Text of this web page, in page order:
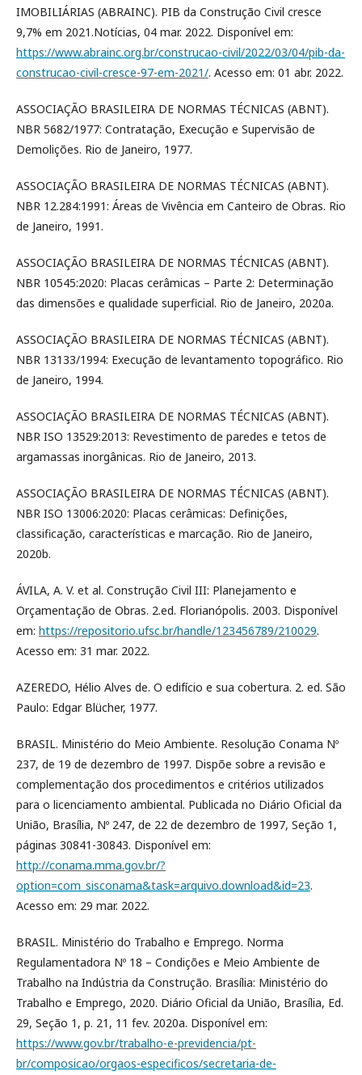
IMOBILIÁRIAS (ABRAINC). PIB da Construção Civil cresce
9,7% em 2021.Notícias, 04 mar. 2022. Disponível em:
https://www.abrainc.org.br/construcao-civil/2022/03/04/pib-da-
construcao-civil-cresce-97-em-2021/. Acesso em: 01 abr. 2022.
ASSOCIAÇÃO BRASILEIRA DE NORMAS TÉCNICAS (ABNT).
NBR 5682/1977: Contratação, Execução e Supervisão de
Demolições. Rio de Janeiro, 1977.
ASSOCIAÇÃO BRASILEIRA DE NORMAS TÉCNICAS (ABNT).
NBR 12.284:1991: Áreas de Vivência em Canteiro de Obras. Rio
de Janeiro, 1991.
ASSOCIAÇÃO BRASILEIRA DE NORMAS TÉCNICAS (ABNT).
NBR 10545:2020: Placas cerâmicas – Parte 2: Determinação
das dimensões e qualidade superficial. Rio de Janeiro, 2020a.
ASSOCIAÇÃO BRASILEIRA DE NORMAS TÉCNICAS (ABNT).
NBR 13133/1994: Execução de levantamento topográfico. Rio
de Janeiro, 1994.
ASSOCIAÇÃO BRASILEIRA DE NORMAS TÉCNICAS (ABNT).
NBR ISO 13529:2013: Revestimento de paredes e tetos de
argamassas inorgânicas. Rio de Janeiro, 2013.
ASSOCIAÇÃO BRASILEIRA DE NORMAS TÉCNICAS (ABNT).
NBR ISO 13006:2020: Placas cerâmicas: Definições,
classificação, características e marcação. Rio de Janeiro,
2020b.
ÁVILA, A. V. et al. Construção Civil III: Planejamento e
Orçamentação de Obras. 2.ed. Florianópolis. 2003. Disponível
em: https://repositorio.ufsc.br/handle/123456789/210029.
Acesso em: 31 mar. 2022.
AZEREDO, Hélio Alves de. O edifício e sua cobertura. 2. ed. São
Paulo: Edgar Blücher, 1977.
BRASIL. Ministério do Meio Ambiente. Resolução Conama Nº
237, de 19 de dezembro de 1997. Dispõe sobre a revisão e
complementação dos procedimentos e critérios utilizados
para o licenciamento ambiental. Publicada no Diário Oficial da
União, Brasília, Nº 247, de 22 de dezembro de 1997, Seção 1,
páginas 30841-30843. Disponível em:
http://conama.mma.gov.br/?
option=com_sisconama&task=arquivo.download&id=23.
Acesso em: 29 mar. 2022.
BRASIL. Ministério do Trabalho e Emprego. Norma
Regulamentadora Nº 18 – Condições e Meio Ambiente de
Trabalho na Indústria da Construção. Brasília: Ministério do
Trabalho e Emprego, 2020. Diário Oficial da União, Brasília, Ed.
29, Seção 1, p. 21, 11 fev. 2020a. Disponível em:
https://www.gov.br/trabalho-e-previdencia/pt-
br/composicao/orgaos-especificos/secretaria-de-